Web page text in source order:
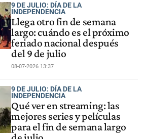
9 DE JULIO: DÍA DE LA
INDEPENDENCIA
Llega otro fin de semana
largo: cuándo es el próximo
feriado nacional después
del 9 de julio
08-07-2026 13:37
9 DE JULIO: DÍA DE LA
INDEPENDENCIA
Qué ver en streaming: las
mejores series y películas
para el fin de semana largo